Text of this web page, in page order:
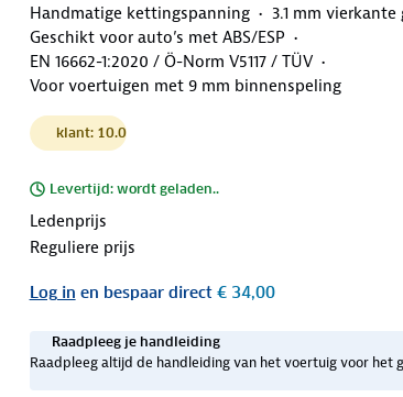
Handmatige kettingspanning
3.1 mm vierkante
Geschikt voor auto’s met ABS/ESP
EN 16662-1:2020 / Ö-Norm V5117 / TÜV
Voor voertuigen met 9 mm binnenspeling
klant: 10.0
Levertijd: wordt geladen..
Ledenprijs
Reguliere prijs
Log in en bespaar direct€ 34,00
Raadpleeg je handleiding
Raadpleeg altijd de handleiding van het voertuig voor het